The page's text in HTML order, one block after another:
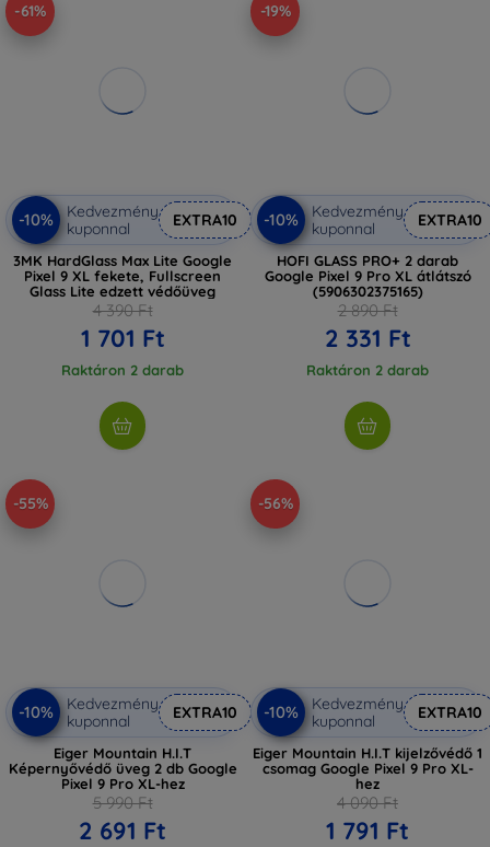
-61%
-10%
Kedvezmény
kuponnal
EXTRA10
3MK HardGlass Max Lite Google
Pixel 9 XL fekete, Fullscreen
Glass Lite edzett védőüveg
4 390 Ft
1 701 Ft
Raktáron 2 darab
-19%
-10%
Kedvezmény
kuponnal
EXTRA10
HOFI GLASS PRO+ 2 darab
Google Pixel 9 Pro XL átlátszó
(5906302375165)
2 890 Ft
2 331 Ft
Raktáron 2 darab
-55%
-10%
Kedvezmény
kuponnal
EXTRA10
Eiger Mountain H.I.T
Képernyővédő üveg 2 db Google
Pixel 9 Pro XL-hez
5 990 Ft
2 691 Ft
-56%
-10%
Kedvezmény
kuponnal
EXTRA10
Eiger Mountain H.I.T kijelzővédő 1
csomag Google Pixel 9 Pro XL-
hez
4 090 Ft
1 791 Ft